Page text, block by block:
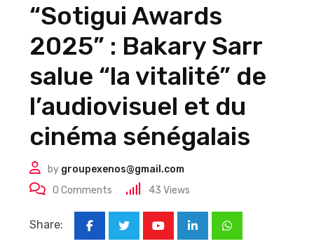
“Sotigui Awards
2025” : Bakary Sarr
salue “la vitalité” de
l’audiovisuel et du
cinéma sénégalais
by groupexenos@gmail.com
0 Comments 43 Views
Share:
LinkedInWhatsapp